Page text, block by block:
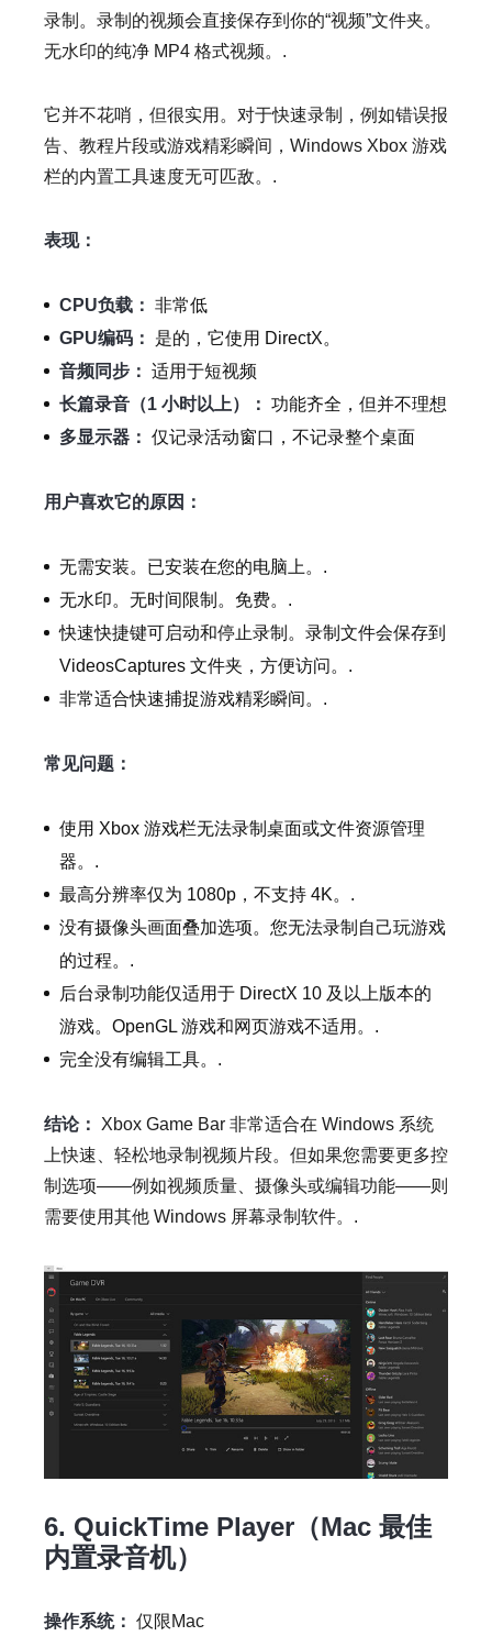
录制。录制的视频会直接保存到你的“视频”文件夹。
无水印的纯净 MP4 格式视频。.
它并不花哨，但很实用。对于快速录制，例如错误报
告、教程片段或游戏精彩瞬间，Windows Xbox 游戏
栏的内置工具速度无可匹敌。.
表现：
CPU负载： 非常低
GPU编码：
是的，它使用 DirectX。
音频同步： 适用于短视频
长篇录音（1 小时以上）： 功能齐全，但并不理想
多显示器： 仅记录活动窗口，不记录整个桌面
用户喜欢它的原因：
无需安装。已安装在您的电脑上。.
无水印。无时间限制。免费。.
快速快捷键可启动和停止录制。录制文件会保存到
VideosCaptures 文件夹，方便访问。.
非常适合快速捕捉游戏精彩瞬间。.
常见问题：
使用 Xbox 游戏栏无法录制桌面或文件资源管理
器。.
最高分辨率仅为 1080p，不支持 4K。.
没有摄像头画面叠加选项。您无法录制自己玩游戏
的过程。.
后台录制功能仅适用于 DirectX 10 及以上版本的
游戏。OpenGL 游戏和网页游戏不适用。.
完全没有编辑工具。.
结论：
Xbox Game Bar 非常适合在 Windows 系统
上快速、轻松地录制视频片段。但如果您需要更多控
制选项——例如视频质量、摄像头或编辑功能——则
需要使用其他 Windows 屏幕录制软件。.
6. QuickTime Player（Mac 最佳
内置录音机）
操作系统： 仅限Mac